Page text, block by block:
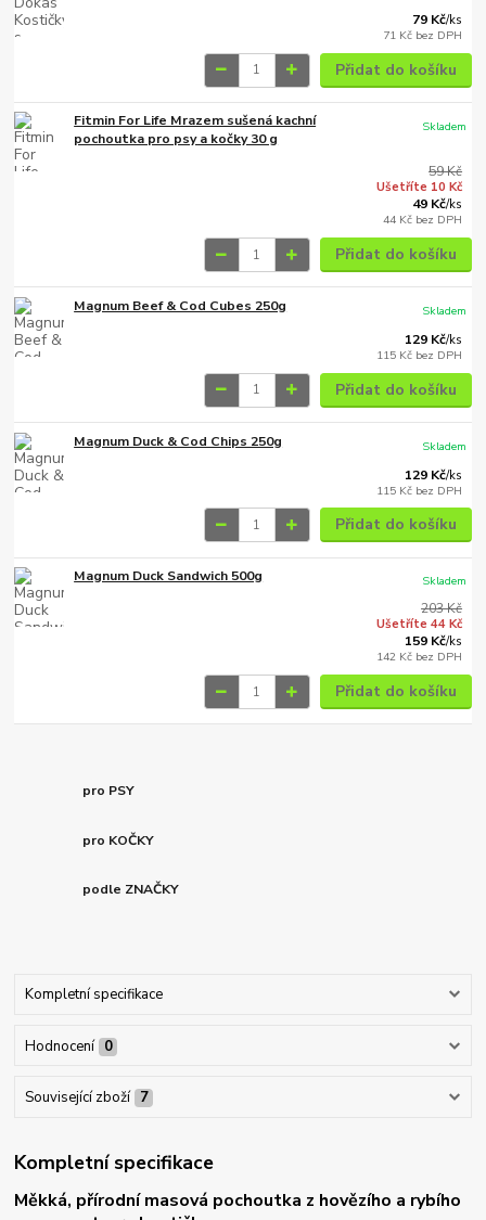
79 Kč/ks
71 Kč bez DPH
Přidat do košíku
Fitmin For Life Mrazem sušená kachní
pochoutka pro psy a kočky 30 g
59 Kč
Ušetříte 10 Kč
49 Kč/ks
44 Kč bez DPH
Skladem
Přidat do košíku
Magnum Beef & Cod Cubes 250g
129 Kč/ks
115 Kč bez DPH
Skladem
Přidat do košíku
Magnum Duck & Cod Chips 250g
129 Kč/ks
115 Kč bez DPH
Skladem
Přidat do košíku
Magnum Duck Sandwich 500g
203 Kč
Ušetříte 44 Kč
159 Kč/ks
142 Kč bez DPH
Skladem
Přidat do košíku
pro PSY
pro KOČKY
podle ZNAČKY
Kompletní specifikace
Hodnocení 0
Související zboží 7
Kompletní specifikace
Měkká, přírodní masová pochoutka z hovězího a rybího